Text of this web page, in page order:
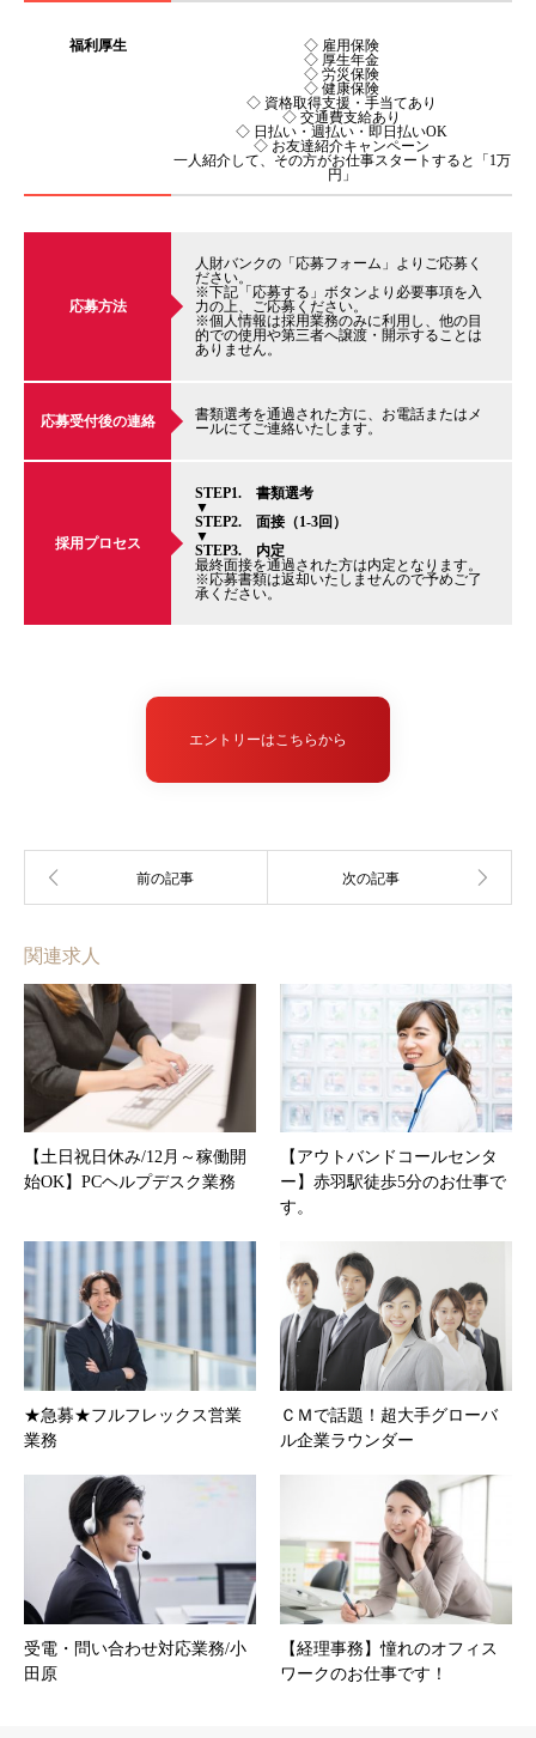
福利厚生
◇ 雇用保険
◇ 厚生年金
◇ 労災保険
◇ 健康保険
◇ 資格取得支援・手当てあり
◇ 交通費支給あり
◇ 日払い・週払い・即日払いOK
◇ お友達紹介キャンペーン
一人紹介して、その方がお仕事スタートすると「1万
円」
応募方法
人財バンクの「応募フォーム」よりご応募く
ださい。
※下記「応募する」ボタンより必要事項を入
力の上、ご応募ください。
※個人情報は採用業務のみに利用し、他の目
的での使用や第三者へ譲渡・開示することは
ありません。
応募受付後の連絡
書類選考を通過された方に、お電話またはメ
ールにてご連絡いたします。
採用プロセス
STEP1. 書類選考
▼
STEP2. 面接（1-3回）
▼
STEP3. 内定
最終面接を通過された方は内定となります。
※応募書類は返却いたしませんので予めご了
承ください。
エントリーはこちらから
関連求人
【土日祝日休み/12月～稼働開
始OK】PCヘルプデスク業務
【アウトバンドコールセンタ
ー】赤羽駅徒歩5分のお仕事で
す。
★急募★フルフレックス営業
業務
ＣＭで話題！超大手グローバ
ル企業ラウンダー
受電・問い合わせ対応業務/小
田原
【経理事務】憧れのオフィス
ワークのお仕事です！